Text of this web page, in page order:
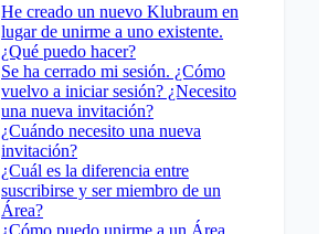
He creado un nuevo Klubraum en
lugar de unirme a uno existente.
¿Qué puedo hacer?
Se ha cerrado mi sesión. ¿Cómo
vuelvo a iniciar sesión? ¿Necesito
una nueva invitación?
¿Cuándo necesito una nueva
invitación?
¿Cuál es la diferencia entre
suscribirse y ser miembro de un
Área?
¿Cómo puedo unirme a un Área